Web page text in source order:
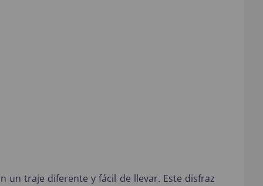
traje diferente y fácil de llevar. Este disfraz